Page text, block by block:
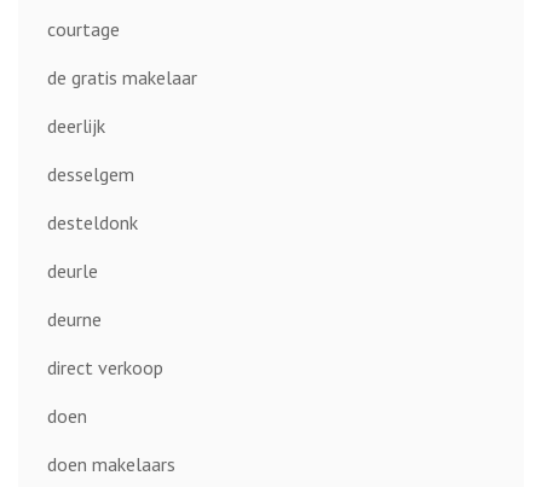
courtage
de gratis makelaar
deerlijk
desselgem
desteldonk
deurle
deurne
direct verkoop
doen
doen makelaars